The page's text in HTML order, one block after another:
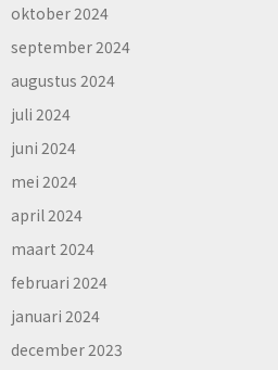
oktober 2024
september 2024
augustus 2024
juli 2024
juni 2024
mei 2024
april 2024
maart 2024
februari 2024
januari 2024
december 2023